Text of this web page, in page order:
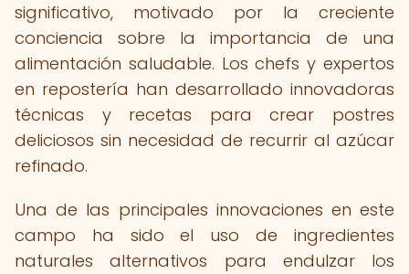
significativo, motivado por la creciente
conciencia sobre la importancia de una
alimentación saludable. Los chefs y expertos
en repostería han desarrollado innovadoras
técnicas y recetas para crear postres
deliciosos sin necesidad de recurrir al azúcar
refinado.
Una de las principales innovaciones en este
campo ha sido el uso de ingredientes
naturales alternativos para endulzar los